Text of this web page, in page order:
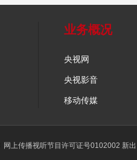
业务概况
央视网
央视影音
移动传媒
网上传播视听节目许可证号0102002 新